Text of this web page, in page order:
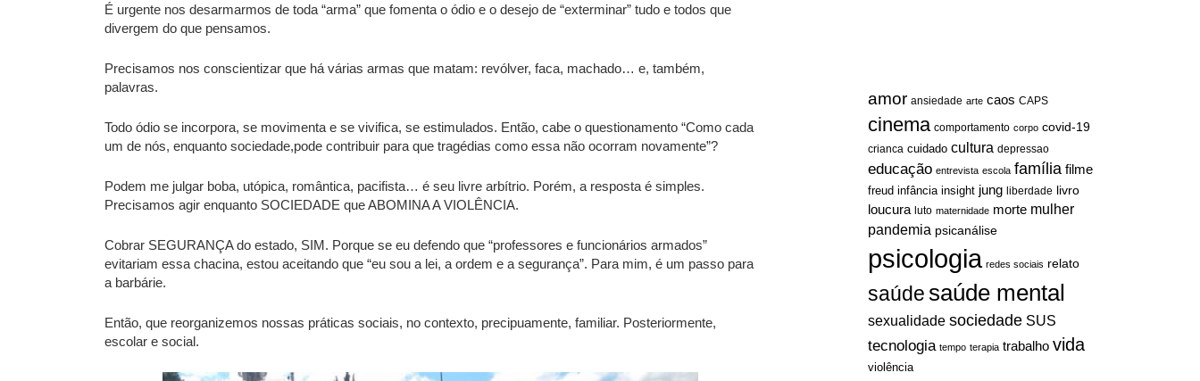
amor ansiedade arte caos CAPS
cinema comportamento corpo covid-19
crianca cuidado cultura depressao
educação entrevista escola família filme
freud infância insight jung liberdade livro
loucura luto maternidade morte mulher
pandemia psicanálise
psicologia redes sociais relato
saúdesaúde mental
sexualidade sociedade SUS
tecnologia tempo terapia trabalho vida
violência
É urgente nos desarmarmos de toda “arma” que fomenta o ódio e o desejo de “exterminar” tudo e todos que
divergem do que pensamos.
Precisamos nos conscientizar que há várias armas que matam: revólver, faca, machado… e, também,
palavras.
Todo ódio se incorpora, se movimenta e se vivifica, se estimulados. Então, cabe o questionamento “Como cada
um de nós, enquanto sociedade,pode contribuir para que tragédias como essa não ocorram novamente”?
Podem me julgar boba, utópica, romântica, pacifista… é seu livre arbítrio. Porém, a resposta é simples.
Precisamos agir enquanto SOCIEDADE que ABOMINA A VIOLÊNCIA.
Cobrar SEGURANÇA do estado, SIM. Porque se eu defendo que “professores e funcionários armados”
evitariam essa chacina, estou aceitando que “eu sou a lei, a ordem e a segurança”. Para mim, é um passo para
a barbárie.
Então, que reorganizemos nossas práticas sociais, no contexto, precipuamente, familiar. Posteriormente,
escolar e social.